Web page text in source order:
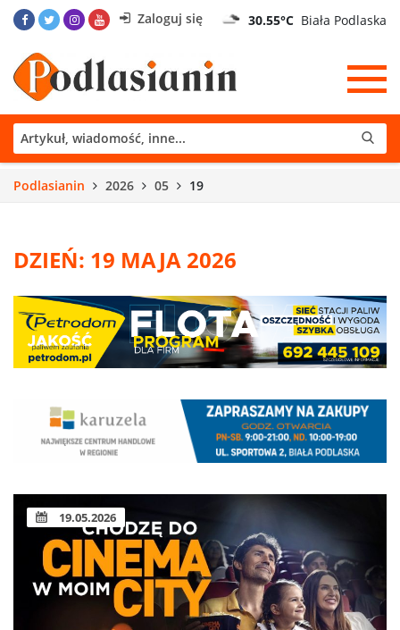
Zaloguj się 30.55°C Biała Podlaska
Podlasianin 2026 05 19
DZIEŃ: 19 MAJA 2026
19.05.2026